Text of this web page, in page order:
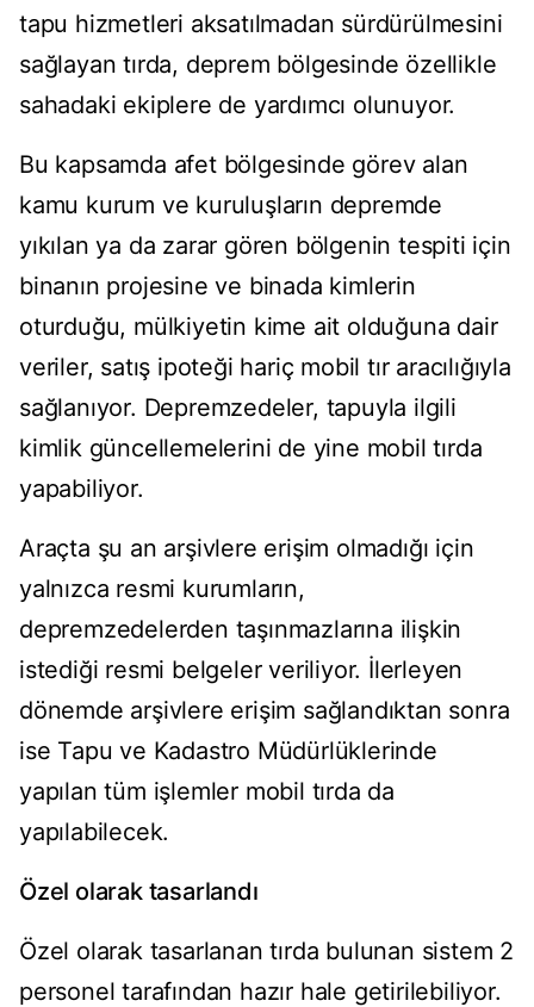
tapu hizmetleri aksatılmadan sürdürülmesini
sağlayan tırda, deprem bölgesinde özellikle
sahadaki ekiplere de yardımcı olunuyor.
Bu kapsamda afet bölgesinde görev alan
kamu kurum ve kuruluşların depremde
yıkılan ya da zarar gören bölgenin tespiti için
binanın projesine ve binada kimlerin
oturduğu, mülkiyetin kime ait olduğuna dair
veriler, satış ipoteği hariç mobil tır aracılığıyla
sağlanıyor. Depremzedeler, tapuyla ilgili
kimlik güncellemelerini de yine mobil tırda
yapabiliyor.
Araçta şu an arşivlere erişim olmadığı için
yalnızca resmi kurumların,
depremzedelerden taşınmazlarına ilişkin
istediği resmi belgeler veriliyor. İlerleyen
dönemde arşivlere erişim sağlandıktan sonra
ise Tapu ve Kadastro Müdürlüklerinde
yapılan tüm işlemler mobil tırda da
yapılabilecek.
Özel olarak tasarlandı
Özel olarak tasarlanan tırda bulunan sistem 2
personel tarafından hazır hale getirilebiliyor.